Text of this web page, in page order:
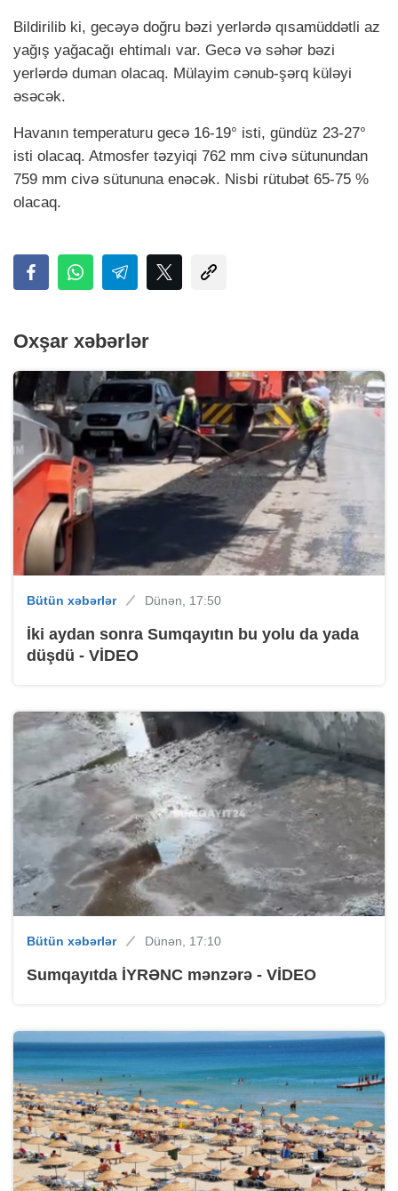
Bildirilib ki, gecəyə doğru bəzi yerlərdə qısamüddətli az
yağış yağacağı ehtimalı var. Gecə və səhər bəzi
yerlərdə duman olacaq. Mülayim cənub-şərq küləyi
əsəcək.
Havanın temperaturu gecə 16-19° isti, gündüz 23-27°
isti olacaq. Atmosfer təzyiqi 762 mm civə sütunundan
759 mm civə sütununa enəcək. Nisbi rütubət 65-75 %
olacaq.
Oxşar xəbərlər
Bütün xəbərlər Dünən, 17:50
İki aydan sonra Sumqayıtın bu yolu da yada
düşdü - VİDEO
Bütün xəbərlər Dünən, 17:10
Sumqayıtda İYRƏNC mənzərə - VİDEO